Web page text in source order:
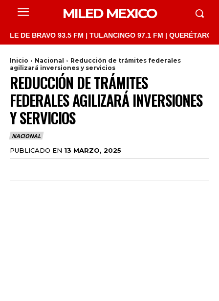
MILED MEXICO
BRAVO 93.5 FM | TULANCINGO 97.1 FM | QUERÉTARO
Inicio Nacional
Reducción de trámites federales
agilizará inversiones y servicios
REDUCCIÓN DE TRÁMITES
FEDERALES AGILIZARÁ INVERSIONES
Y SERVICIOS
NACIONAL
PUBLICADO EN 13 MARZO, 2025